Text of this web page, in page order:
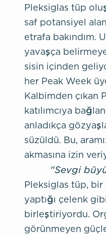
Pleksiglas tüp
saf potansiyel
etrafa bakındım.
yavaşça
sisin içinden
her Peak Week
Kalbimden çıkan
katılımcıya
anladıkça
süzüldü. Bu,
akmasına izin
"Sevgi
Pleksiglas tüp,
yaptığı çelenk
birleştiriyordu.
görünmeyen